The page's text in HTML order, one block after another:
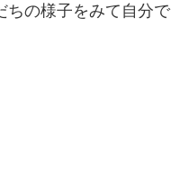
ちの様子をみて自分で